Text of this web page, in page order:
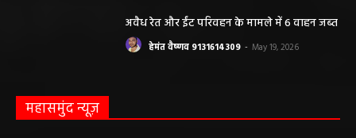
अवैध रेत और ईंट परिवहन के मामले में 6 वाहन जब्त
हेमंत वैष्णव 9131614309 - May 19, 2026
महासमुंद न्यूज़